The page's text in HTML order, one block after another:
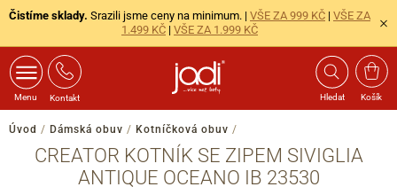
Čistíme sklady. Srazili jsme ceny na minimum. | VŠE ZA 999 KČ | VŠE ZA
1.499 KČ | VŠE ZA 1.999 KČ
Menu Kontakt Hledat Košík
Úvod / Dámská obuv / Kotníčková obuv /
CREATOR KOTNÍK SE ZIPEM SIVIGLIA
ANTIQUE OCEANO IB 23530